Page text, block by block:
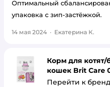
Оптимальный
упаковка с зип-застёжкой.
14 мая 2024 · Екатерина К.
Корм для
кошек Brit Care
Перейти к